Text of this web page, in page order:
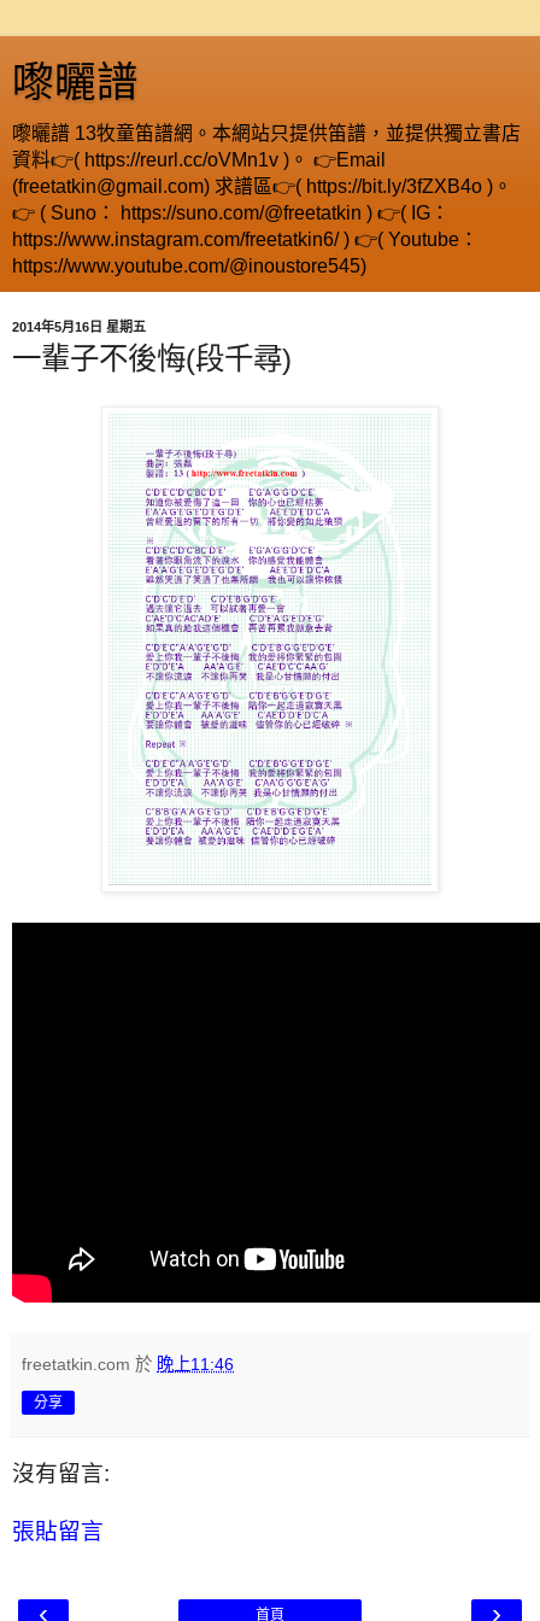
嚟曬譜
嚟曬譜 13牧童笛譜網。本網站只提供笛譜，並提供獨立書店
資料👉( https://reurl.cc/oVMn1v )。 👉Email
(freetatkin@gmail.com) 求譜區👉( https://bit.ly/3fZXB4o )。
👉 ( Suno： https://suno.com/@freetatkin ) 👉( IG：
https://www.instagram.com/freetatkin6/ ) 👉( Youtube：
https://www.youtube.com/@inoustore545)
2014年5月16日 星期五
一輩子不後悔(段千尋)
freetatkin.com 於 晚上11:46
分享
沒有留言:
張貼留言
‹ ›
首頁